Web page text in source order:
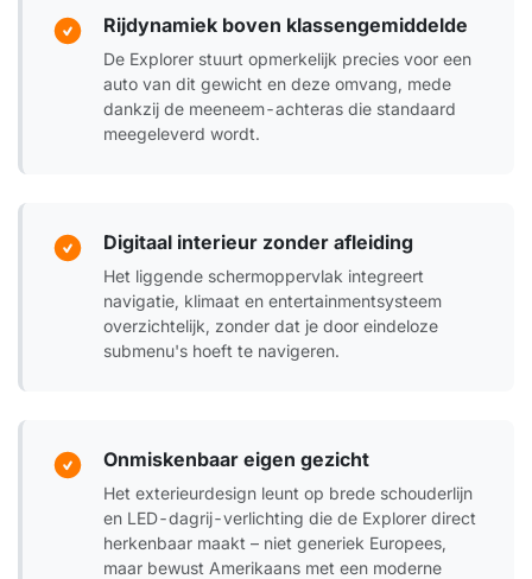
Rijdynamiek boven klassengemiddelde
De Explorer stuurt opmerkelijk precies voor een
auto van dit gewicht en deze omvang, mede
dankzij de meeneem-achteras die standaard
meegeleverd wordt.
Digitaal interieur zonder afleiding
Het liggende schermoppervlak integreert
navigatie, klimaat en entertainmentsysteem
overzichtelijk, zonder dat je door eindeloze
submenu's hoeft te navigeren.
Onmiskenbaar eigen gezicht
Het exterieurdesign leunt op brede schouderlijn
en LED-dagrij-verlichting die de Explorer direct
herkenbaar maakt – niet generiek Europees,
maar bewust Amerikaans met een moderne